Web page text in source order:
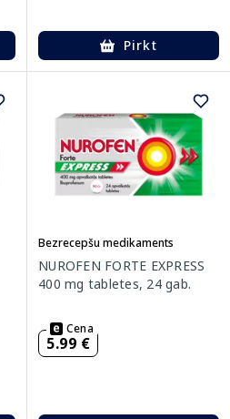
Pirkt
Bezrecepšu medikaments
NUROFEN FORTE EXPRESS
400 mg tabletes, 24 gab.
Cena
5.99 €